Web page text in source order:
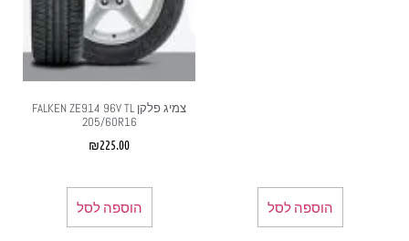
הוספה לסל
צמיג פלקן FALKEN ZE914 96V TL
205/60R16
₪225.00
הוספה לסל